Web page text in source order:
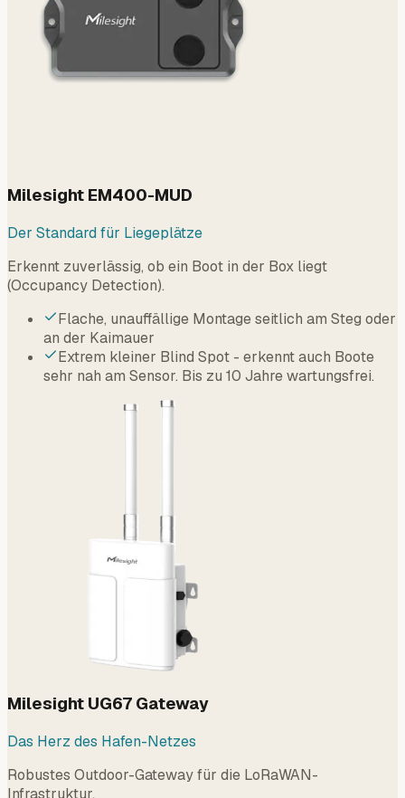
Milesight EM400-MUD
Der Standard für Liegeplätze
Erkennt zuverlässig, ob ein Boot in der Box liegt
(Occupancy Detection).
Flache, unauffällige Montage seitlich am Steg oder
an der Kaimauer
Extrem kleiner Blind Spot - erkennt auch Boote
sehr nah am Sensor. Bis zu 10 Jahre wartungsfrei.
Milesight UG67 Gateway
Das Herz des Hafen-Netzes
Robustes Outdoor-Gateway für die LoRaWAN-
Infrastruktur.